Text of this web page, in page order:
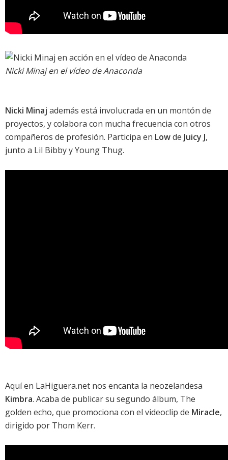
Nicki Minajen el vídeo deAnaconda
Nicki Minaj además está involucrada en un montón de
proyectos, y colabora con mucha frecuencia con otros
compañeros de profesión. Participa en Lowde Juicy J,
junto a Lil Bibby y Young Thug.
Aquí en LaHiguera.net nos encanta la neozelandesa
Kimbra. Acaba de publicar su segundo álbum, The
golden echo, que promociona con el videoclip de Miracle,
dirigido por Thom Kerr.